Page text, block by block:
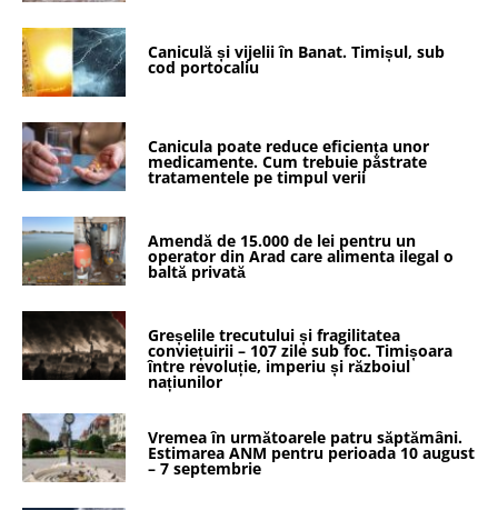
Caniculă și vijelii în Banat. Timișul, sub
cod portocaliu
Canicula poate reduce eficiența unor
medicamente. Cum trebuie păstrate
tratamentele pe timpul verii
Amendă de 15.000 de lei pentru un
operator din Arad care alimenta ilegal o
baltă privată
Greșelile trecutului și fragilitatea
conviețuirii – 107 zile sub foc. Timișoara
între revoluție, imperiu și războiul
națiunilor
Vremea în următoarele patru săptămâni.
Estimarea ANM pentru perioada 10 august
– 7 septembrie